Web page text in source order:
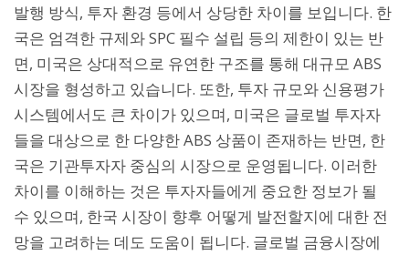
발행 방식, 투자 환경 등에서 상당한 차이를 보입니다. 한
국은 엄격한 규제와 SPC 필수 설립 등의 제한이 있는 반
면, 미국은 상대적으로 유연한 구조를 통해 대규모 ABS
시장을 형성하고 있습니다. 또한, 투자 규모와 신용평가
시스템에서도 큰 차이가 있으며, 미국은 글로벌 투자자
들을 대상으로 한 다양한 ABS 상품이 존재하는 반면, 한
국은 기관투자자 중심의 시장으로 운영됩니다. 이러한
차이를 이해하는 것은 투자자들에게 중요한 정보가 될
수 있으며, 한국 시장이 향후 어떻게 발전할지에 대한 전
망을 고려하는 데도 도움이 됩니다. 글로벌 금융시장에